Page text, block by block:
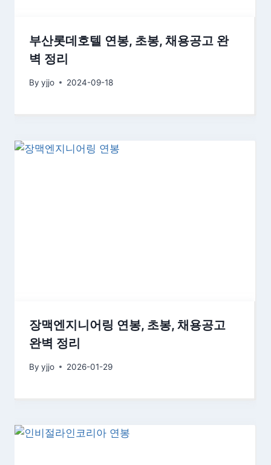
부산롯데호텔 연봉, 초봉, 채용공고 완
벽 정리
By yjjo 2024-09-18
장맥엔지니어링 연봉, 초봉, 채용공고
완벽 정리
By yjjo 2026-01-29